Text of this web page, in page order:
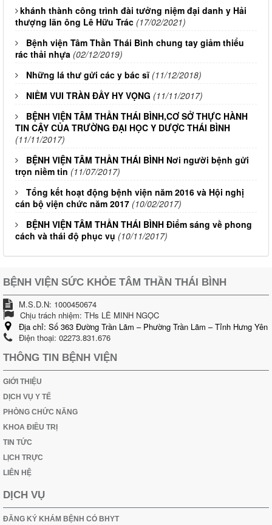
khánh thành công trình đài tưởng niệm đại danh y Hải
thượng lãn ông Lê Hữu Trác (17/02/2021)
Bệnh viện Tâm Thần Thái Bình chung tay giảm thiểu
rác thải nhựa (02/12/2019)
Những lá thư gửi các y bác sĩ (11/12/2018)
NIỀM VUI TRÀN ĐẦY HY VỌNG (11/11/2017)
BỆNH VIỆN TÂM THẦN THÁI BÌNH,CƠ SỞ THỰC HÀNH
TIN CẬY CỦA TRƯỜNG ĐẠI HỌC Y DƯỢC THÁI BÌNH
(11/11/2017)
BỆNH VIỆN TÂM THẦN THÁI BÌNH Nơi người bệnh gửi
trọn niềm tin (11/07/2017)
Tổng kết hoạt động bệnh viện năm 2016 và Hội nghị
cán bộ viện chức năm 2017 (10/02/2017)
BỆNH VIỆN TÂM THẦN THÁI BÌNH Điểm sáng về phong
cách và thái độ phục vụ (10/11/2017)
BỆNH VIỆN SỨC KHỎE TÂM THẦN THÁI BÌNH
M.S.D.N: 1000450674
Chịu trách nhiệm: THs LÊ MINH NGỌC
Địa chỉ: Số 363 Đường Trần Lãm – Phường Trần Lãm – Tỉnh Hưng Yên
Điện thoại: 02273.831.676
THÔNG TIN BỆNH VIỆN
GIỚI THIỆU
DỊCH VỤ Y TẾ
PHÒNG CHỨC NĂNG
KHOA ĐIỀU TRỊ
TIN TỨC
LỊCH TRỰC
LIÊN HỆ
DỊCH VỤ
ĐĂNG KÝ KHÁM BỆNH CÓ BHYT